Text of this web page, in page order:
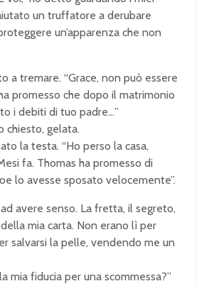
un truffatore a derubare
un’apparenza che non
a tremare. “Grace, non può essere
promesso che dopo il matrimonio
i debiti di tuo padre…”
chiesto, gelata.
la testa. “Ho perso la casa,
fa. Thomas ha promesso di
lo avesse sposato velocemente”.
avere senso. La fretta, il segreto,
della mia carta. Non erano lì per
salvarsi la pelle, vendendo me un
mia fiducia per una scommessa?”